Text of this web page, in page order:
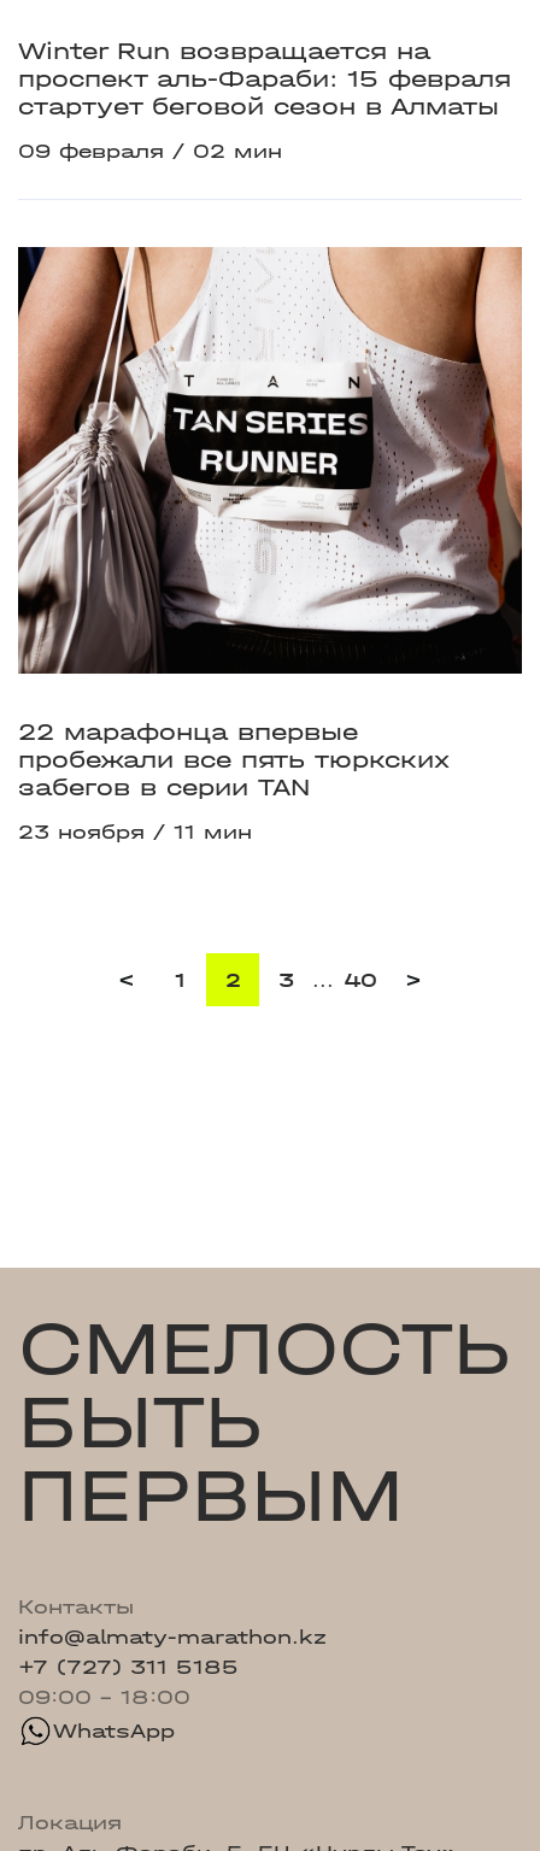
Winter Run возвращается на
проспект аль-Фараби: 15 февраля
стартует беговой сезон в Алматы
09 февраля 02 мин
22 марафонца впервые
пробежали все пять тюркских
забегов в серии TAN
23 ноября 11 мин
< 1 2 3 ... 40 >
СМЕЛОСТЬ
БЫТЬ
ПЕРВЫМ
Контакты
info@almaty-marathon.kz
+7 (727) 311 5185
09:00 - 18:00
WhatsApp
Локация